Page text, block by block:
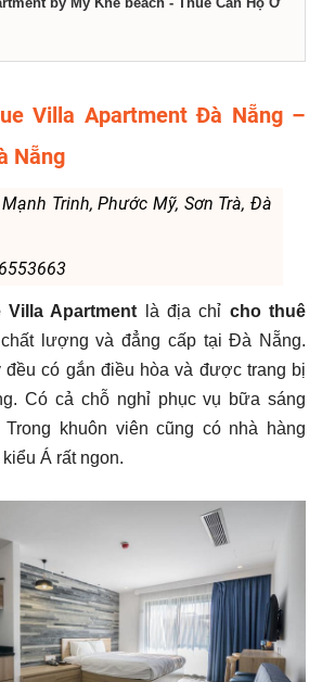
Villa Apartment Đà Nẵng –
Nẵng
Trinh, Phước Mỹ, Sơn Trà, Đà
Villa Apartment là địa chỉ cho thuê
chất lượng và đẳng cấp tại Đà Nẵng.
đều có gắn điều hòa và được trang bị
Có cả chỗ nghỉ phục vụ bữa sáng
khuôn viên cũng có nhà hàng
Á rất ngon.